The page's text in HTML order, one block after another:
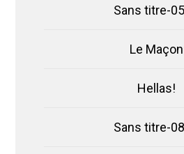
Sans titre-
Le Maçon
Hellas!
Sans titre-